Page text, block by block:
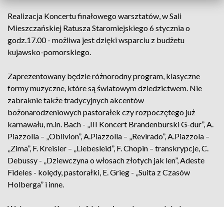
Realizacja Koncertu finałowego warsztatów, w Sali
Mieszczańskiej Ratusza Staromiejskiego 6 stycznia o
godz.17.00 - możliwa jest dzięki wsparciu z budżetu
kujawsko-pomorskiego.
Zaprezentowany będzie różnorodny program, klasyczne
formy muzyczne, które są światowym dziedzictwem. Nie
zabraknie także tradycyjnych akcentów
bożonarodzeniowych pastorałek czy rozpoczętego już
karnawału, m.in. Bach - „III Koncert Brandenburski G-dur”, A.
Piazzolla – „Oblivion”, A.Piazzolla – „Revirado”, A.Piazzola –
„Zima”, F. Kreisler – „Liebesleid”, F. Chopin – transkrypcje, C.
Debussy - „Dziewczyna o włosach złotych jak len”, Adeste
Fideles - kolędy, pastorałki, E. Grieg - „Suita z Czasów
Holberga” i inne.